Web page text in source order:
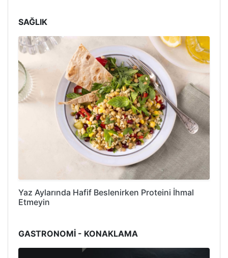
SAĞLIK
Yaz Aylarında Hafif Beslenirken Proteini İhmal
Etmeyin
GASTRONOMİ - KONAKLAMA